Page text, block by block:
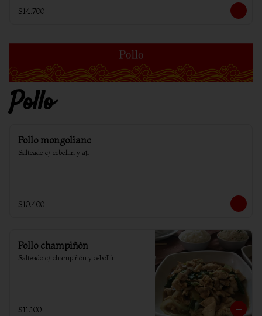
$14.700
Pollo
Pollo mongoliano
Salteado c/ cebollin y aji
$10.400
Pollo champiñón
Salteado c/ champiñón y cebollín
$11.100